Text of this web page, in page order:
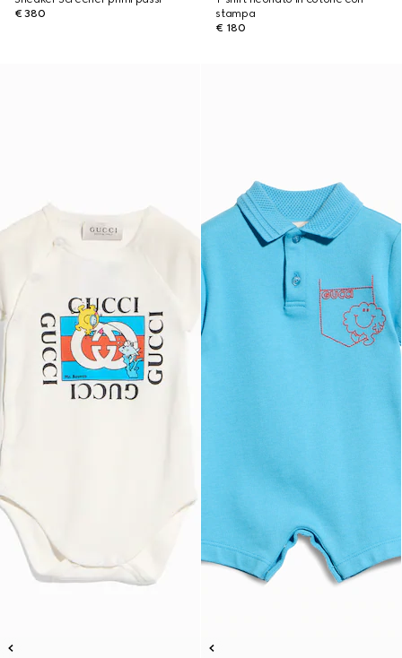
€ 380
stampa
€ 180